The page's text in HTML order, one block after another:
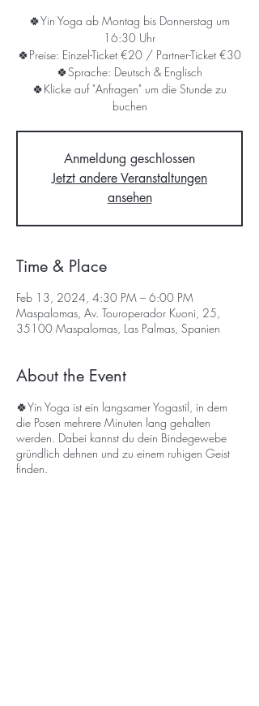
🍀Yin Yoga ab Montag bis Donnerstag um
16:30 Uhr
🍀Preise: Einzel-Ticket €20 / Partner-Ticket €30
🍀Sprache: Deutsch & Englisch
🍀Klicke auf "Anfragen" um die Stunde zu
buchen
Anmeldung geschlossen
Jetzt andere Veranstaltungen
ansehen
Time & Place
Feb 13, 2024, 4:30 PM – 6:00 PM
Maspalomas, Av. Touroperador Kuoni, 25,
35100 Maspalomas, Las Palmas, Spanien
About the Event
🍀Yin Yoga ist ein langsamer Yogastil, in dem
die Posen mehrere Minuten lang gehalten
werden. Dabei kannst du dein Bindegewebe
gründlich dehnen und zu einem ruhigen Geist
finden.